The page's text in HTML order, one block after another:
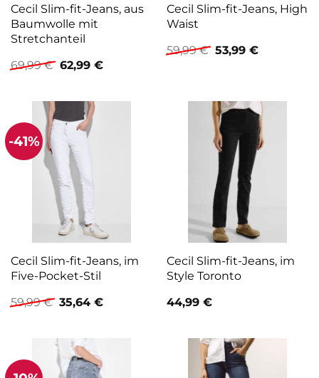
Cecil Slim-fit-Jeans, aus
Baumwolle mit
Stretchanteil
69,99€ Ursprünglicher
Preis
69,99 €
62,99 €Aktueller
62,99 €.
Cecil Slim-fit-Jeans, High
Waist
59,99€ Ursprünglicher
Preis
53,99 €Aktueller
-41%
Cecil Slim-fit-Jeans, im
Five-Pocket-Stil
59,99€ Ursprünglicher
Preis
59,99 €
35,64 €Aktueller
Cecil Slim-fit-Jeans, im
Style Toronto
44,99 €